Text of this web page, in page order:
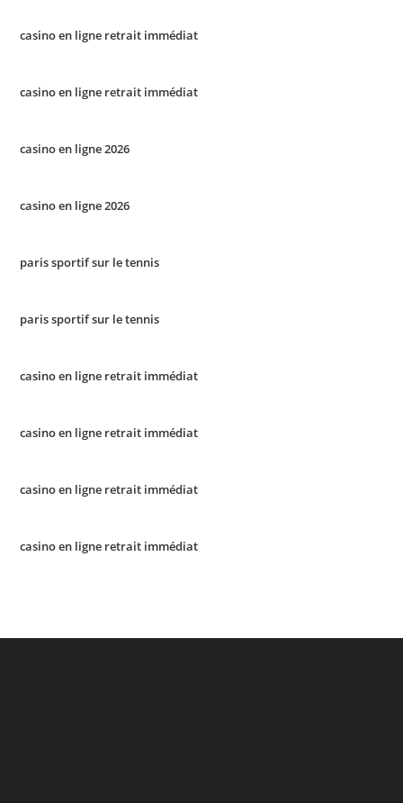
casino en ligne retrait immédiat
casino en ligne retrait immédiat
casino en ligne 2026
casino en ligne 2026
paris sportif sur le tennis
paris sportif sur le tennis
casino en ligne retrait immédiat
casino en ligne retrait immédiat
casino en ligne retrait immédiat
casino en ligne retrait immédiat